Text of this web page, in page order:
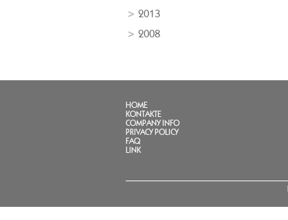
2013
2008
HOME
KONTAKTE
COMPANY INFO
PRIVACY POLICY
FAQ
LINK